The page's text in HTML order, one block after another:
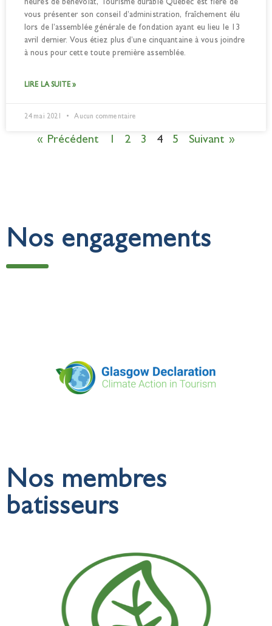
heures de bénévolat, Tourisme durable Québec est fière de
vous présenter son conseil d’administration, fraîchement élu
lors de l’assemblée générale de fondation ayant eu lieu le 13
avril dernier. Vous étiez plus d’une cinquantaine à vous joindre
à nous pour cette toute première assemblée.
LIRE LA SUITE »
24 mai 2021 Aucun commentaire
« Précédent 1 2 3 4 5 Suivant »
Nos engagements
Nos membres
batisseurs